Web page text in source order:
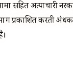
सहित अत्याचारी
प्रकाशित करती